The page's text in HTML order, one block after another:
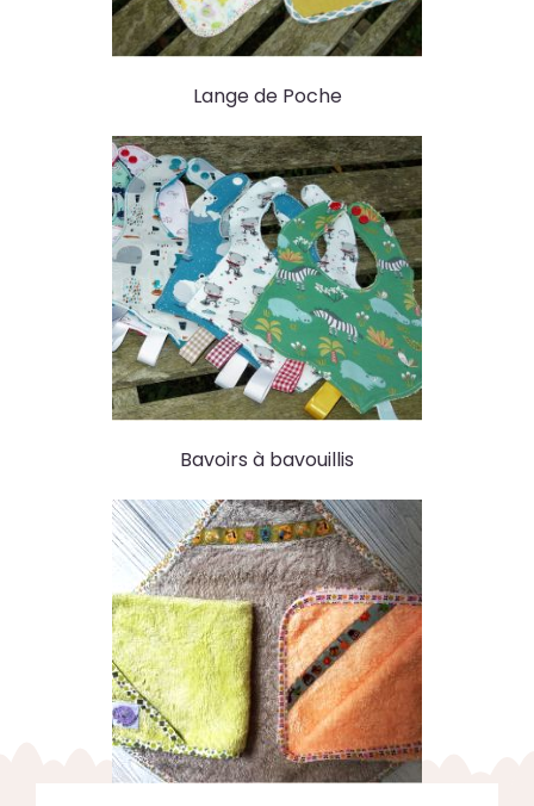
Lange de Poche
Bavoirs à bavouillis